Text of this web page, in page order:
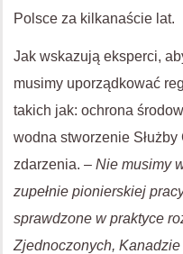
Polsce za kilkanaście lat.
Jak wskazują eksperci,
musimy uporządkować
takich jak: ochrona
wodna stworzenie
zdarzenia. – Nie musimy
zupełnie pionierskiej
sprawdzone w praktyce
Zjednoczonych,